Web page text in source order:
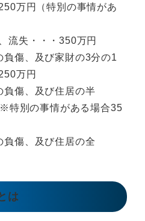
万円（特別の事情があ
流失・・・350万円
負傷、及び家財の3分の1
万円
負傷、及び住居の半
特別の事情がある場合35
負傷、及び住居の全
は